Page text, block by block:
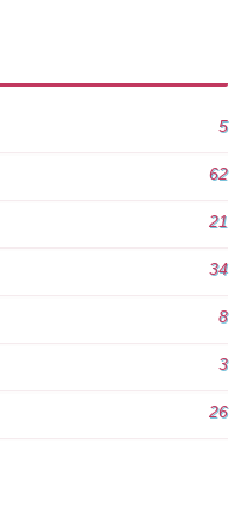
5
62
21
34
8
3
26